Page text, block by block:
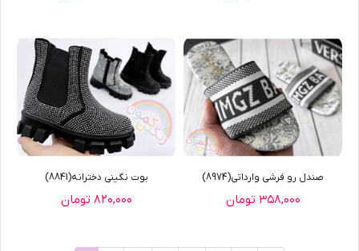
صندل رو فرشی وارداتی(8974)
۳۵۸,۰۰۰ تومان
بوت نگینی دخترانه(8841)
۸۲۰,۰۰۰ تومان